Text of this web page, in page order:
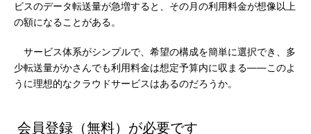
ビスのデータ転送量が急増すると、その月の利用料金が想像以上
の額になることがある。
サービス体系がシンプルで、希望の構成を簡単に選択でき、多
少転送量がかさんでも利用料金は想定予算内に収まる――このよ
うに理想的なクラウドサービスはあるのだろうか。
会員登録（無料）が必要です